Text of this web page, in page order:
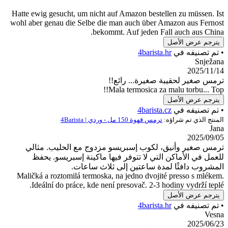
Hatte ewig gesucht, um nicht auf Amazon
wohl aber genau die Selbe die man auch über
bekommt. Auf jeden Fall
4barista.hr
صغيرة... رائع!!
Mala termosica za
4barista.cz
ترمس قهوة 150 مل - وردي | 4Barista
لكوب إسبريسو مزدوج مع الحليب. مثالي
التي لا تتوفر فيها ماكينة إسبريسو. يحفظ
لمدة ساعتين إلى ثلاث ساعات.
Maličká a roztomilá termoska, na jedno dvojité
Ideální do práce, kde není presovač. 2-3
4barista.hr